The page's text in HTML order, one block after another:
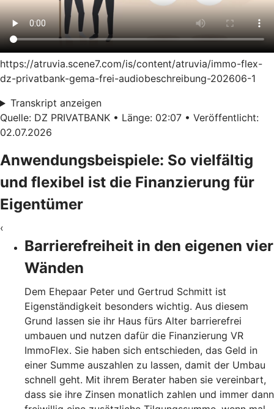
https://atruvia.scene7.com/is/content/atruvia/immo-flex-
dz-privatbank-gema-frei-audiobeschreibung-202606-1
Transkript anzeigen
Quelle: DZ PRIVATBANK • Länge: 02:07 • Veröffentlicht:
02.07.2026
Anwendungsbeispiele: So vielfältig
und flexibel ist die Finanzierung für
Eigentümer
‹
Barrierefreiheit in den eigenen vier
Wänden
Dem Ehepaar Peter und Gertrud Schmitt ist
Eigenständigkeit besonders wichtig. Aus diesem
Grund lassen sie ihr Haus fürs Alter barrierefrei
umbauen und nutzen dafür die Finanzierung VR
ImmoFlex. Sie haben sich entschieden, das Geld in
einer Summe auszahlen zu lassen, damit der Umbau
schnell geht. Mit ihrem Berater haben sie vereinbart,
dass sie ihre Zinsen monatlich zahlen und immer dann